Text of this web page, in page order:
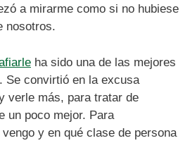
a mirarme como si no hubiese
nosotros.
ha sido una de las mejores
Se convirtió en la excusa
verle más, para tratar de
un poco mejor. Para
y en qué clase de persona